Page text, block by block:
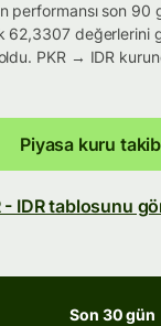
performansı son 90
62,3307 değerlerini
PKR → IDR
Piyasa kuru
- IDR tablosunu
Son 30 gün